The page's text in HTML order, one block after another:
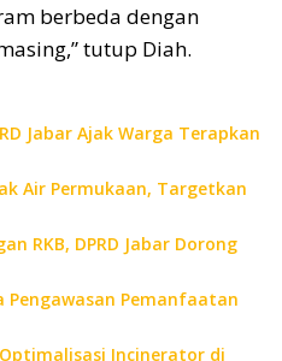
berbeda dengan
tutup Diah.
Jabar Ajak Warga Terapkan
Air Permukaan, Targetkan
RKB, DPRD Jabar Dorong
Pengawasan Pemanfaatan
Optimalisasi Incinerator di